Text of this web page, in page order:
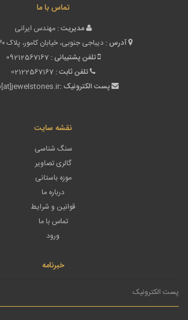
تماس با ما
مدیریت : مهندس ایرانی
آدرس : دیباجی جنوبی، خیابان کامور، پلاک ۱۴۰ واحد ۲
تلفن پشتیبانی : 09212567167
تلفن ثابت : 02122567167
پست الکترونیک :
نقشه سایت
سنگ شناسی
گالری تصاویر
موزه باستانی
درباره ما
قوانین و شرایط
تماس با ما
ورود
خبرنامه